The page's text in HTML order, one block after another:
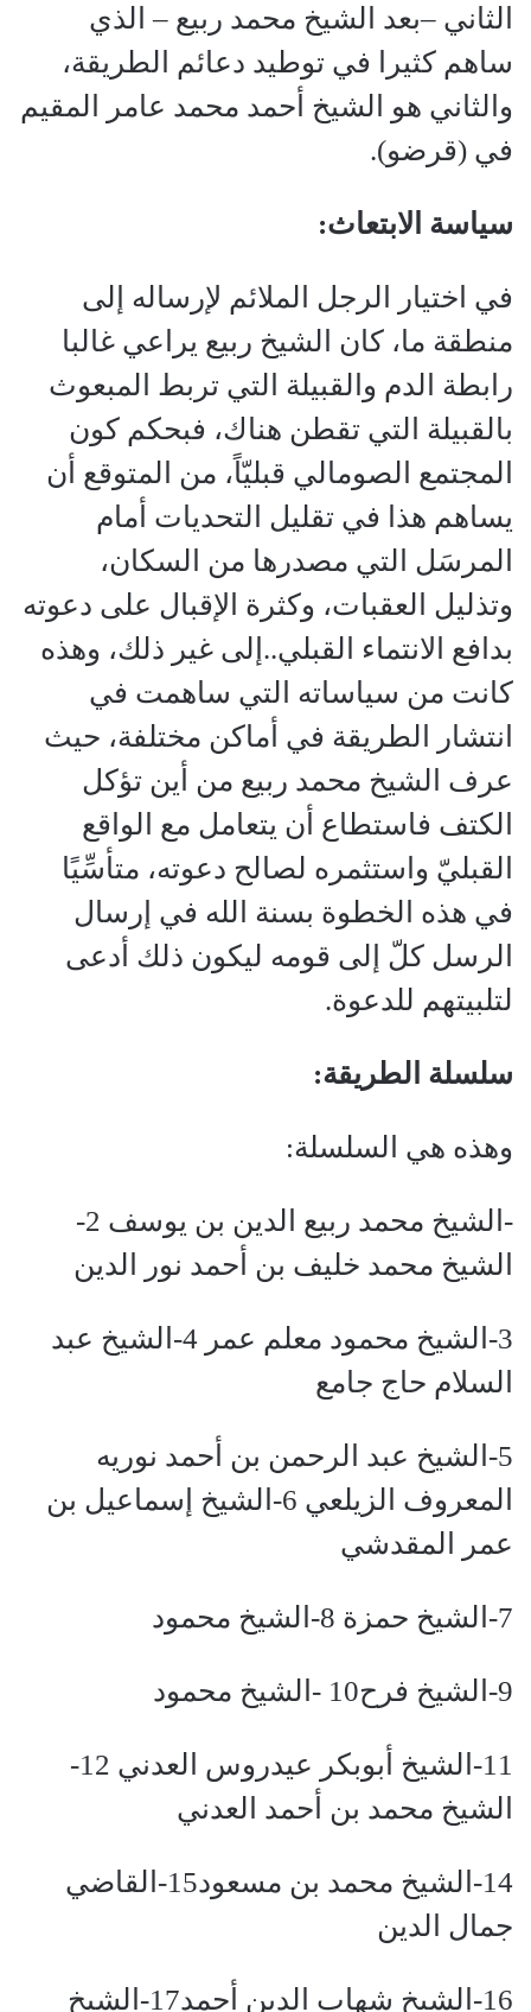
الثاني –بعد الشيخ محمد ربيع – الذي
ساهم كثيرا في توطيد دعائم الطريقة،
والثاني هو الشيخ أحمد محمد عامر المقيم
في (قرضو).
سياسة الابتعاث:
في اختيار الرجل الملائم لإرساله إلى
منطقة ما، كان الشيخ ربيع يراعي غالبا
رابطة الدم والقبيلة التي تربط المبعوث
بالقبيلة التي تقطن هناك، فبحكم كون
المجتمع الصومالي قبليّاً، من المتوقع أن
يساهم هذا في تقليل التحديات أمام
المرسَل التي مصدرها من السكان،
وتذليل العقبات، وكثرة الإقبال على دعوته
بدافع الانتماء القبلي..إلى غير ذلك، وهذه
كانت من سياساته التي ساهمت في
انتشار الطريقة في أماكن مختلفة، حيث
عرف الشيخ محمد ربيع من أين تؤكل
الكتف فاستطاع أن يتعامل مع الواقع
القبليّ واستثمره لصالح دعوته، متأسِّيًا
في هذه الخطوة بسنة الله في إرسال
الرسل كلّ إلى قومه ليكون ذلك أدعى
لتلبيتهم للدعوة.
سلسلة الطريقة:
وهذه هي السلسلة:
-الشيخ محمد ربيع الدين بن يوسف 2-
الشيخ محمد خليف بن أحمد نور الدين
3-الشيخ محمود معلم عمر 4-الشيخ عبد
السلام حاج جامع
5-الشيخ عبد الرحمن بن أحمد نوريه
المعروف الزيلعي 6-الشيخ إسماعيل بن
عمر المقدشي
7-الشيخ حمزة 8-الشيخ محمود
9-الشيخ فرح10 -الشيخ محمود
11-الشيخ أبوبكر عيدروس العدني 12-
الشيخ محمد بن أحمد العدني
14-الشيخ محمد بن مسعود15-القاضي
جمال الدين
16-الشيخ شهاب الدين أحمد17-الشيخ